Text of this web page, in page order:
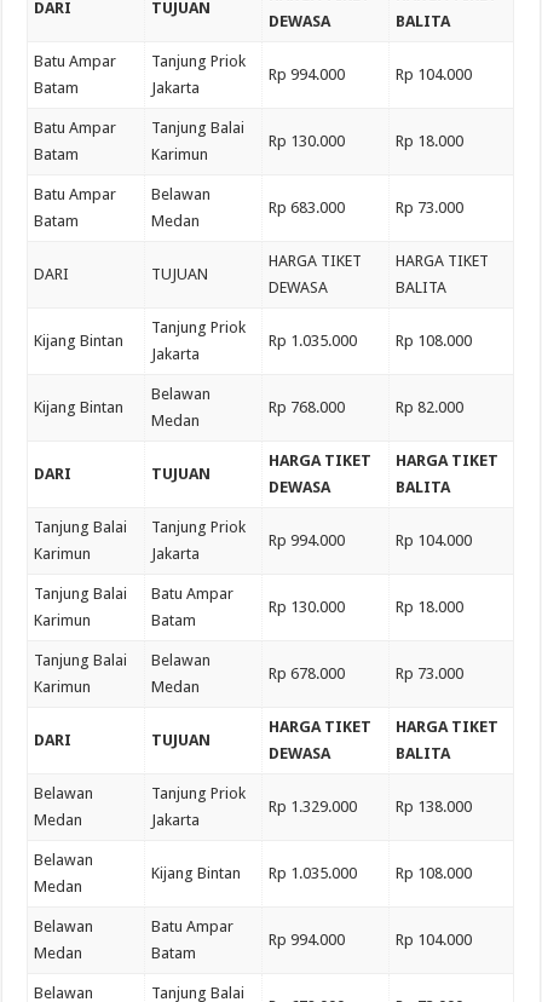
DARI TUJUAN
DEWASA
BALITA
Batu Ampar
Batam
Tanjung Priok
Jakarta
Rp 994.000 Rp 104.000
Batu Ampar
Batam
Tanjung Balai
Karimun
Rp 130.000 Rp 18.000
Batu Ampar
Batam
Belawan
Medan
Rp 683.000 Rp 73.000
DARI TUJUAN
HARGA TIKET
DEWASA
HARGA TIKET
BALITA
Kijang Bintan
Tanjung Priok
Jakarta
Rp 1.035.000 Rp 108.000
Kijang Bintan
Belawan
Medan
Rp 768.000 Rp 82.000
DARI TUJUAN
HARGA TIKET
DEWASA
HARGA TIKET
BALITA
Tanjung Balai
Karimun
Tanjung Priok
Jakarta
Rp 994.000 Rp 104.000
Tanjung Balai
Karimun
Batu Ampar
Batam
Rp 130.000 Rp 18.000
Tanjung Balai
Karimun
Belawan
Medan
Rp 678.000 Rp 73.000
DARI TUJUAN
HARGA TIKET
DEWASA
HARGA TIKET
BALITA
Belawan
Medan
Tanjung Priok
Jakarta
Rp 1.329.000 Rp 138.000
Belawan
Medan
Kijang Bintan Rp 1.035.000 Rp 108.000
Belawan
Medan
Batu Ampar
Batam
Rp 994.000 Rp 104.000
Belawan Tanjung Balai